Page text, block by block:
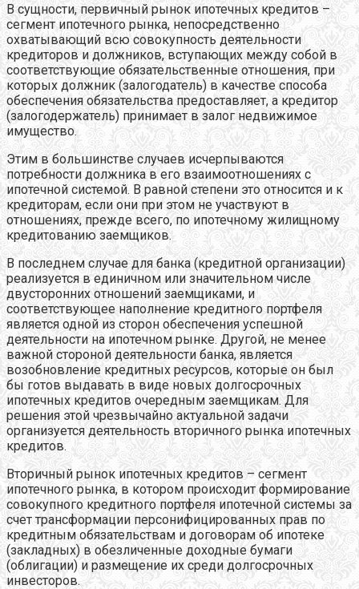
В сущности, первичный рынок ипотечных кредитов –
сегмент ипотечного рынка, непосредственно
охватывающий всю совокупность деятельности
кредиторов и должников, вступающих между собой в
соответствующие обязательственные отношения, при
которых должник (залогодатель) в качестве способа
обеспечения обязательства предоставляет, а кредитор
(залогодержатель) принимает в залог недвижимое
имущество.
Этим в большинстве случаев исчерпываются
потребности должника в его взаимоотношениях с
ипотечной системой. В равной степени это относится и к
кредиторам, если они при этом не участвуют в
отношениях, прежде всего, по ипотечному жилищному
кредитованию заемщиков.
В последнем случае для банка (кредитной организации)
реализуется в единичном или значительном числе
двусторонних отношений заемщиками, и
соответствующее наполнение кредитного портфеля
является одной из сторон обеспечения успешной
деятельности на ипотечном рынке. Другой, не менее
важной стороной деятельности банка, является
возобновление кредитных ресурсов, которые он был
бы готов выдавать в виде новых долгосрочных
ипотечных кредитов очередным заемщикам. Для
решения этой чрезвычайно актуальной задачи
организуется деятельность вторичного рынка ипотечных
кредитов.
Вторичный рынок ипотечных кредитов – сегмент
ипотечного рынка, в котором происходит формирование
совокупного кредитного портфеля ипотечной системы за
счет трансформации персонифицированных прав по
кредитным обязательствам и договорам об ипотеке
(закладных) в обезличенные доходные бумаги
(облигации) и размещение их среди долгосрочных
инвесторов.